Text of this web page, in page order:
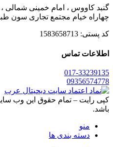
گنبد کاووس ، امام خمینی شمالی
چهاراه خیام مجتمع تجاری سون
کد پستی: 1583658713
اطلاعات تماس
017-33239135
09356574778
کپی رایت – تمام حقوق این وب
باشد.
منو
دسته بندی ها